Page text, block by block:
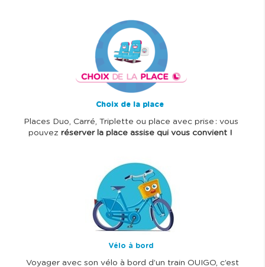
Choix de la place
Places Duo, Carré, Triplette ou place avec prise : vous
pouvez réserver la place assise qui vous convient !
Vélo à bord
Voyager avec son vélo à bord d’un train OUIGO, c’est